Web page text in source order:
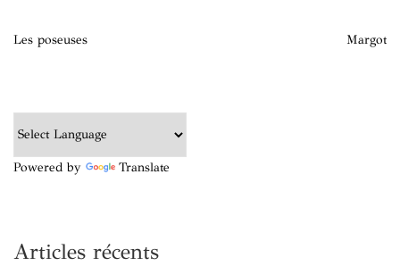
Navigation
Les poseuses Margot
Powered by Translate
Articles récents